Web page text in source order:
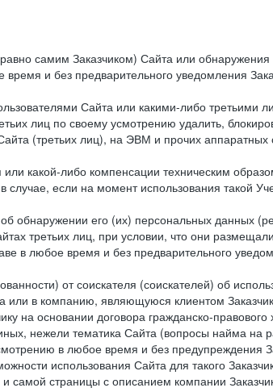
самим Заказчиком) Сайта или
и без предварительного уведомления
Сайта или какими-либо третьими
лиц по своему усмотрению удалить,
(третьих лиц), на ЭВМ и прочих аппаратных
какой-либо компенсации техническим
если на момент использования такой
обнаружении его (их) персональных данных
третьих лиц, при условии, что они
в любое время и без предварительного
от соискателя (соискателей) об
в компанию, являющуюся клиентом
на основании договора гражданско-
нежели тематика Сайта (вопросы найма на
в любое время и без предупреждения
использования Сайта для такого
страницы с описанием компании